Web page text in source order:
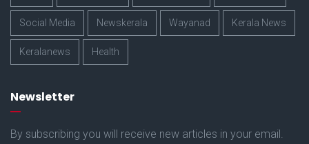
Social Media Newskerala Wayanad Kerala News
Keralanews Health
Newsletter
By subscribing you will receive new articles in your email.